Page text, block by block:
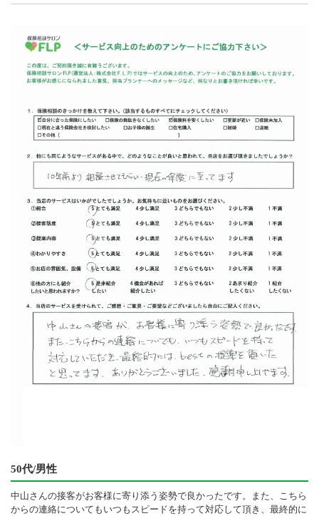
50代/男性
中山さんの接客がお客様に寄り添う姿勢で良かったです。また、こちら
からの連絡についてもいつもスピードを持って対応して頂き、最終的に